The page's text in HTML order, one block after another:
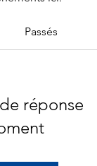
Passés
réponse